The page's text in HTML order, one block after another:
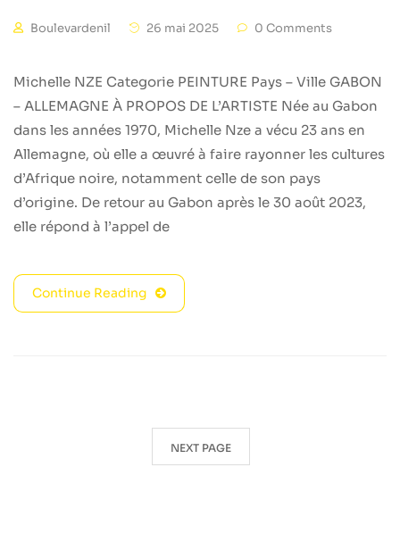
Boulevardenil 26 mai 2025 0 Comments
Michelle NZE Categorie PEINTURE Pays – Ville GABON
– ALLEMAGNE À PROPOS DE L’ARTISTE Née au Gabon
dans les années 1970, Michelle Nze a vécu 23 ans en
Allemagne, où elle a œuvré à faire rayonner les cultures
d’Afrique noire, notamment celle de son pays
d’origine. De retour au Gabon après le 30 août 2023,
elle répond à l’appel de
Continue Reading
NEXT PAGE